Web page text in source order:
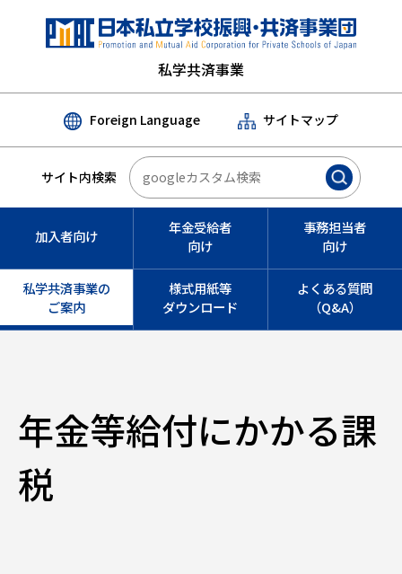
私学共済事業
Foreign Language サイトマップ
サイト内検索
加入者向け
年金受給者
向け
事務担当者
向け
私学共済事業の
ご案内
様式用紙等
ダウンロード
よくある質問
（Q&A）
年金等給付にかかる課
税